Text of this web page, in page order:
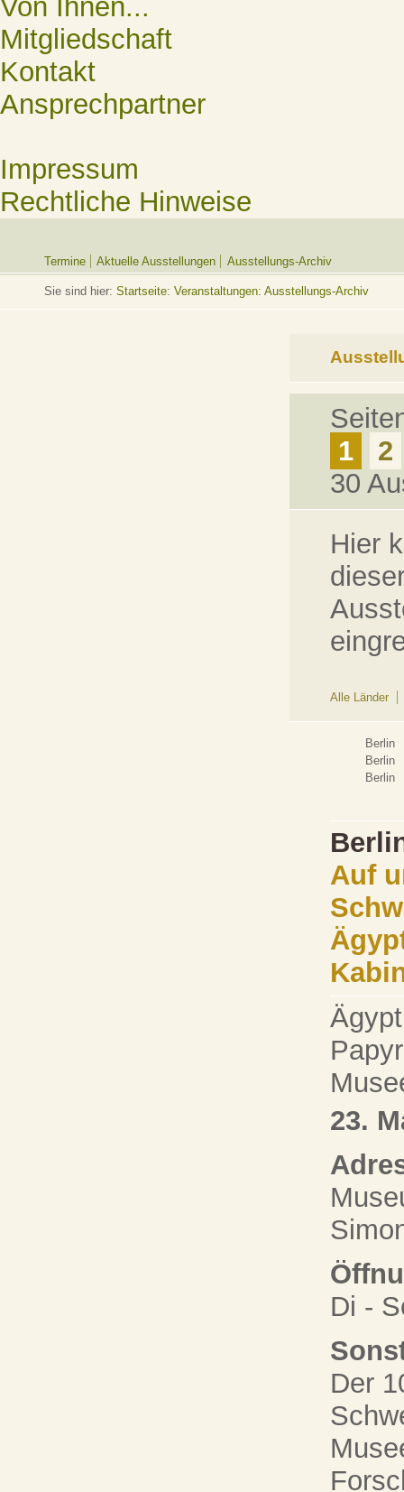
Von Ihnen...
Mitgliedschaft
Kontakt
Ansprechpartner
Impressum
Rechtliche Hinweise
Termine Aktuelle Ausstellungen Ausstellungs-Archiv
Sie sind hier: Startseite: Veranstaltungen: Ausstellungs-Archiv
1
2
30
Hier
Alle Länder
Berlin
Berlin
Berlin
Auf
23.
Di -
Der